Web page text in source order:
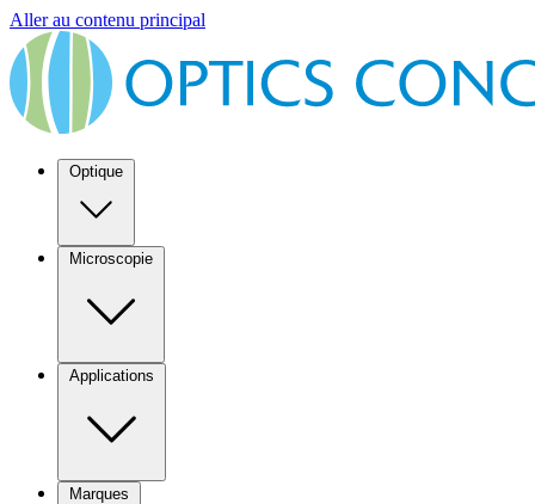
Aller au contenu principal
Optique
Microscopie
Applications
Marques